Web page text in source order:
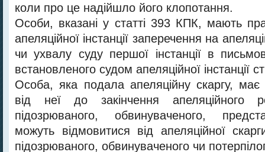
коли про це надійшло його клопотання.
Особи, вказані у статті 393 КПК, мають
апеляційної інстанції заперечення на
чи ухвалу суду першої інстанції в
встановленого судом апеляційної інстанції
Особа, яка подала апеляційну скаргу, має
від неї до закінчення апеляційного
підозрюваного, обвинуваченого,
можуть відмовитися від апеляційної
підозрюваного, обвинуваченого чи